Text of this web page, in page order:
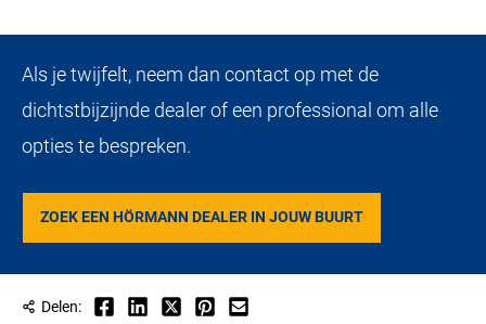
Als je twijfelt, neem dan contact op met de
dichtstbijzijnde dealer of een professional om alle
opties te bespreken.
ZOEK EEN HÖRMANN DEALER IN JOUW BUURT
Delen: